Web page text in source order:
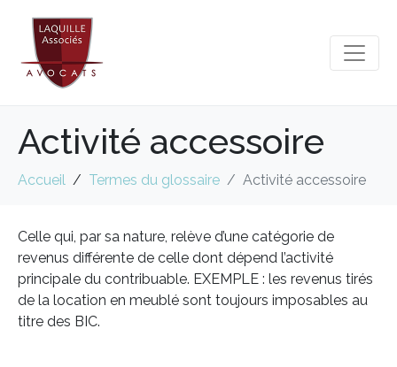
Activité accessoire
Accueil Termes du glossaire Activité accessoire
Celle qui, par sa nature, relève d’une catégorie de
revenus différente de celle dont dépend l’activité
principale du contribuable. EXEMPLE : les revenus tirés
de la location en meublé sont toujours imposables au
titre des BIC.